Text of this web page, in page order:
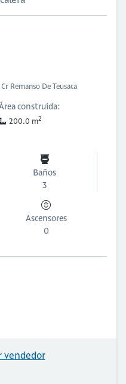
Cr Remanso De Teusaca
construida:
200.0 m2
Baños
3
Ascensores
0
vendedor